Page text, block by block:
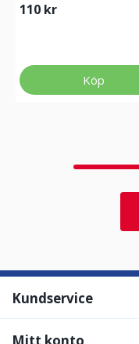
110 kr
Köp
Kundservice